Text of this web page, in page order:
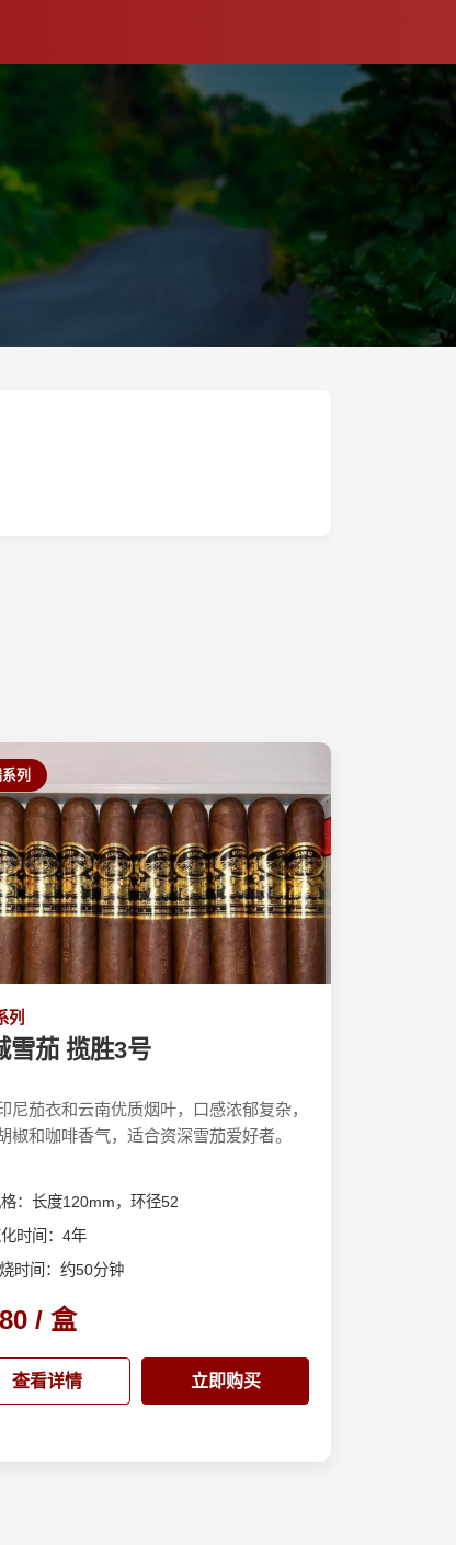
列
列
雪茄 揽胜3号
尼茄衣和云南优质烟叶，口感浓郁复杂，
椒和咖啡香气，适合资深雪茄爱好者。
：长度120mm，环径52
化时间：4年
时间：约50分钟
/ 盒
查看详情 立即购买